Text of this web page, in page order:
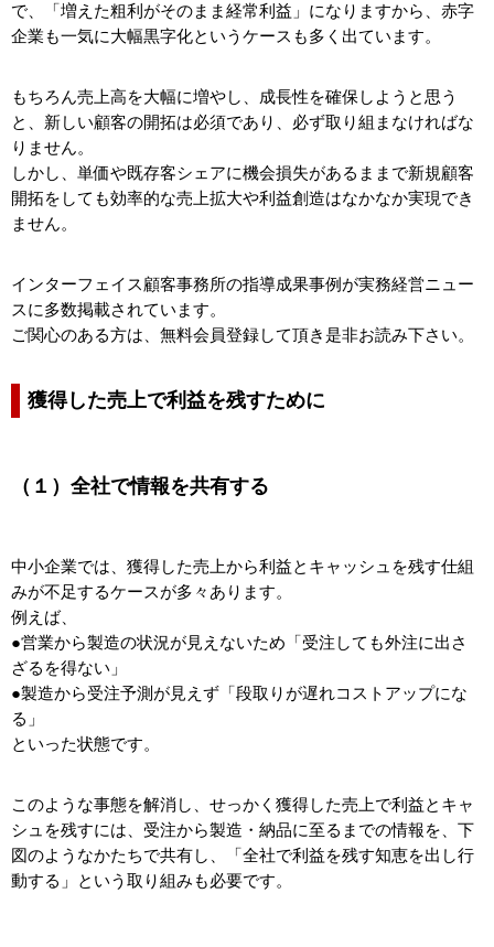
で、「増えた粗利がそのまま経常利益」になりますから、赤字
企業も一気に大幅黒字化というケースも多く出ています。
もちろん売上高を大幅に増やし、成長性を確保しようと思う
と、新しい顧客の開拓は必須であり、必ず取り組まなければな
りません。
しかし、単価や既存客シェアに機会損失があるままで新規顧客
開拓をしても効率的な売上拡大や利益創造はなかなか実現でき
ません。
インターフェイス顧客事務所の指導成果事例が実務経営ニュー
スに多数掲載されています。
ご関心のある方は、無料会員登録して頂き是非お読み下さい。
獲得した売上で利益を残すために
（１）全社で情報を共有する
中小企業では、獲得した売上から利益とキャッシュを残す仕組
みが不足するケースが多々あります。
例えば、
●営業から製造の状況が見えないため「受注しても外注に出さ
ざるを得ない」
●製造から受注予測が見えず「段取りが遅れコストアップにな
る」
といった状態です。
このような事態を解消し、せっかく獲得した売上で利益とキャ
シュを残すには、受注から製造・納品に至るまでの情報を、下
図のようなかたちで共有し、「全社で利益を残す知恵を出し行
動する」という取り組みも必要です。